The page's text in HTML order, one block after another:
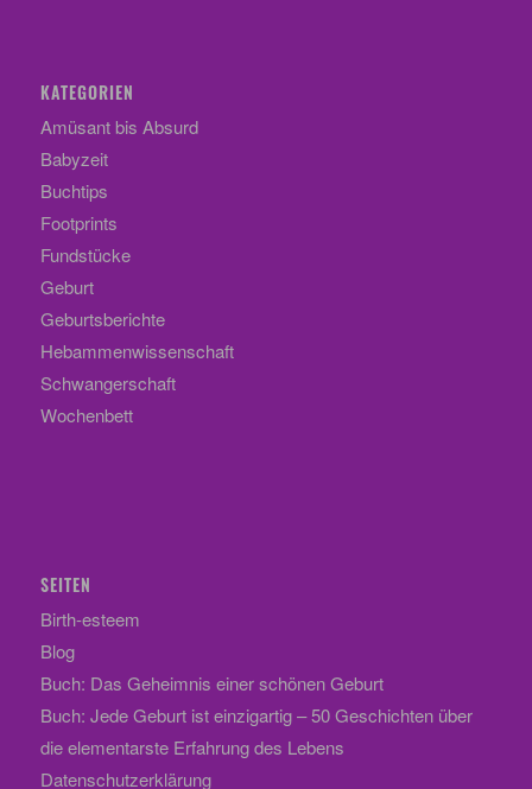
KATEGORIEN
Amüsant bis Absurd
Babyzeit
Buchtips
Footprints
Fundstücke
Geburt
Geburtsberichte
Hebammenwissenschaft
Schwangerschaft
Wochenbett
SEITEN
Birth-esteem
Blog
Buch: Das Geheimnis einer schönen Geburt
Buch: Jede Geburt ist einzigartig – 50 Geschichten über
die elementarste Erfahrung des Lebens
Datenschutzerklärung